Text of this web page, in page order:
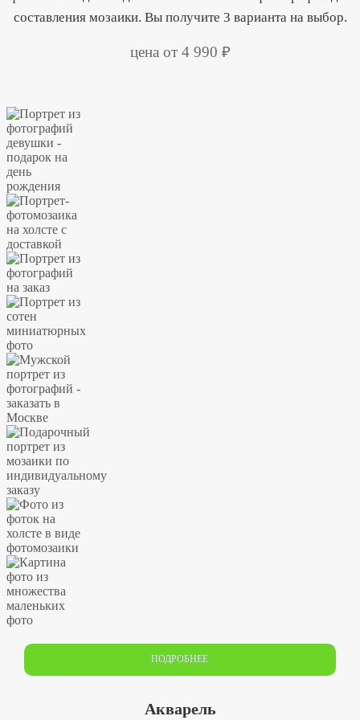
составления мозаики. Вы получите 3 варианта на выбор.
цена от 4 990 ₽
ПОДРОБНЕЕ
Акварель